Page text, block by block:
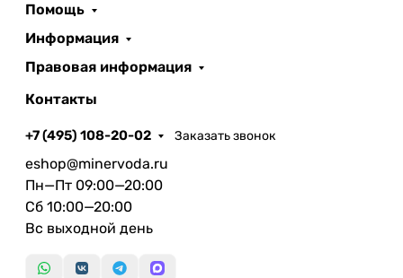
Помощь
Информация
Правовая информация
Контакты
+7 (495) 108-20-02 Заказать звонок
eshop@minervoda.ru
Пн—Пт 09:00—20:00
Сб 10:00—20:00
Вс выходной день